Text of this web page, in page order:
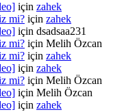
için zahek
mi? için zahek
için dsadsaa231
mi? için Melih Özcan
mi? için zahek
için zahek
mi? için Melih Özcan
için Melih Özcan
için zahek